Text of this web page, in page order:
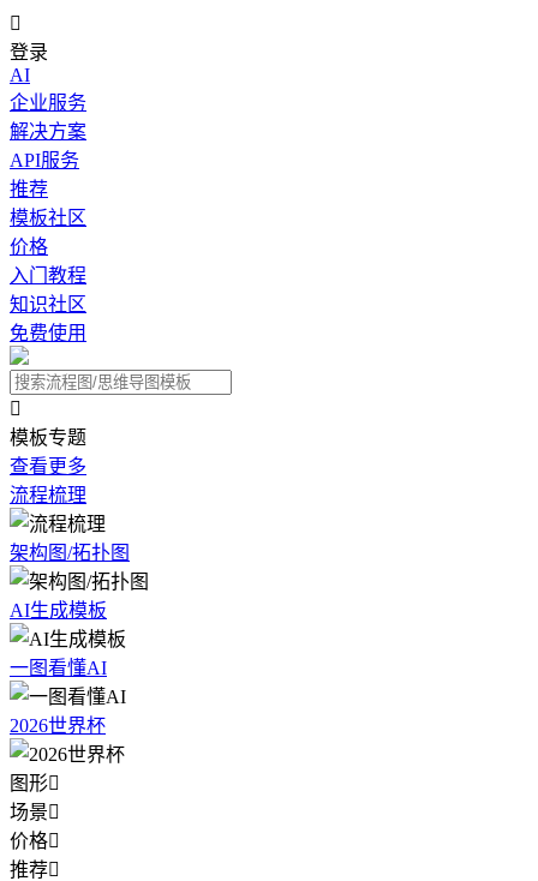

登录
AI
企业服务
解决方案
API服务
推荐
模板社区
价格
入门教程
知识社区
免费使用

模板专题
查看更多
流程梳理
架构图/拓扑图
AI生成模板
一图看懂AI
2026世界杯
图形
场景
价格
推荐